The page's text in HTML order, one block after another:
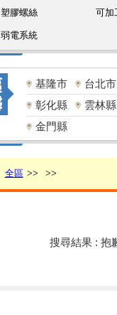
塑膠螺絲 可加
弱電系統
基隆市
台北市
彰化縣
雲林縣
金門縣
全區 >> >>
搜尋結果 : 抱